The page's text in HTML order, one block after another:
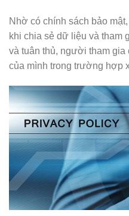
Nhờ có chính sách bảo
khi chia sẻ dữ liệu và tham
và tuân thủ, người tham
của mình trong trường hợp